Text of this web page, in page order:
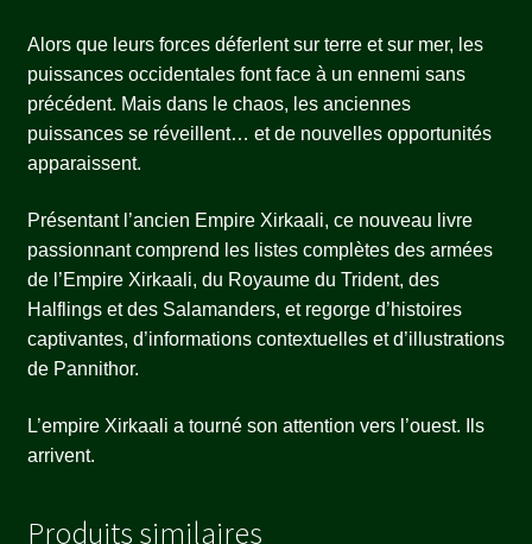
Alors que leurs forces déferlent sur terre et sur mer, les
puissances occidentales font face à un ennemi sans
précédent. Mais dans le chaos, les anciennes
puissances se réveillent… et de nouvelles opportunités
apparaissent.
Présentant l’ancien Empire Xirkaali, ce nouveau livre
passionnant comprend les listes complètes des armées
de l’Empire Xirkaali, du Royaume du Trident, des
Halflings et des Salamanders, et regorge d’histoires
captivantes, d’informations contextuelles et d’illustrations
de Pannithor.
L’empire Xirkaali a tourné son attention vers l’ouest. Ils
arrivent.
Produits similaires